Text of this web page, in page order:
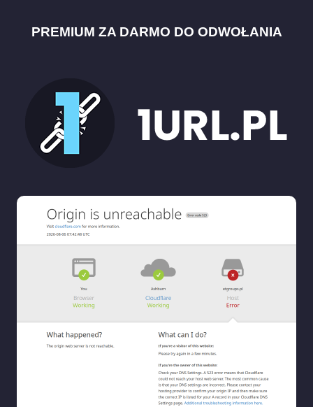
PREMIUM ZA DARMO DO ODWOŁANIA